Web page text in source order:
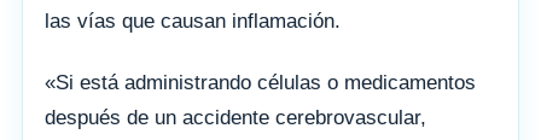
las vías que causan inflamación.
«Si está administrando células o medicamentos
después de un accidente cerebrovascular,